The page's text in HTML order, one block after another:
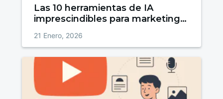
Las 10 herramientas de IA
imprescindibles para marketing
21 Enero, 2026